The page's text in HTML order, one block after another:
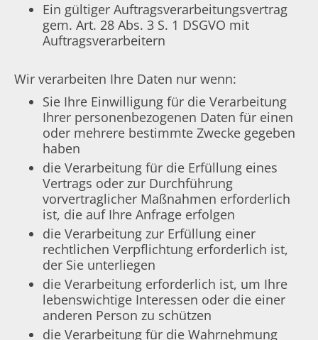
Ein gültiger Auftragsverarbeitungsvertrag
gem. Art. 28 Abs. 3 S. 1 DSGVO mit
Auftragsverarbeitern
Wir verarbeiten Ihre Daten nur wenn:
Sie Ihre Einwilligung für die Verarbeitung
Ihrer personenbezogenen Daten für einen
oder mehrere bestimmte Zwecke gegeben
haben
die Verarbeitung für die Erfüllung eines
Vertrags oder zur Durchführung
vorvertraglicher Maßnahmen erforderlich
ist, die auf Ihre Anfrage erfolgen
die Verarbeitung zur Erfüllung einer
rechtlichen Verpflichtung erforderlich ist,
der Sie unterliegen
die Verarbeitung erforderlich ist, um Ihre
lebenswichtige Interessen oder die einer
anderen Person zu schützen
die Verarbeitung für die Wahrnehmung